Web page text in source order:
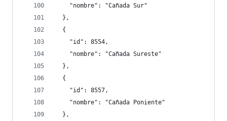
    "nombre": "Cañada Sur"
  },
  {
    "id": 8554,
    "nombre": "Cañada Sureste"
  },
  {
    "id": 8557,
    "nombre": "Cañada Poniente"
  },